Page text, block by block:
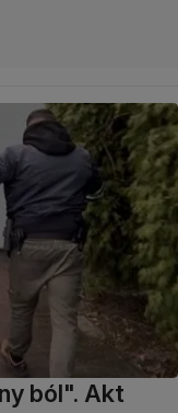
ból". Akt